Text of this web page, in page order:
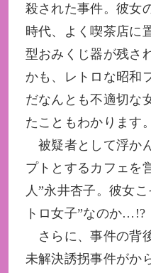
殺された事件。彼女
時代、よく喫茶店に
型おみくじ器が残さ
かも、レトロな昭和
だなんとも不適切な
たこともわかります。
被疑者として浮か
プトとするカフェを
人”永井杏子。彼女
トロ女子”なのか…!?
さらに、事件の背
未解決誘拐事件がか